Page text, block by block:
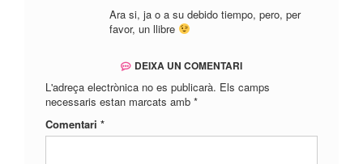
Ara si, ja o a su debido tiempo, pero, per
favor, un llibre
DEIXA UN COMENTARI
L'adreça electrònica no es publicarà. Els camps
necessaris estan marcats amb *
Comentari *